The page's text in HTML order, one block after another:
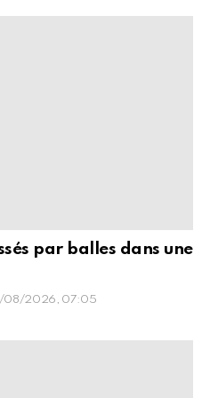
par balles dans une
08/2026, 07:05